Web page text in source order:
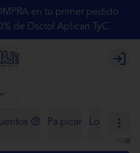
en tu primer pedido
de Dscto! Aplican TyC.
Login
🤑 Pa picar Lo de